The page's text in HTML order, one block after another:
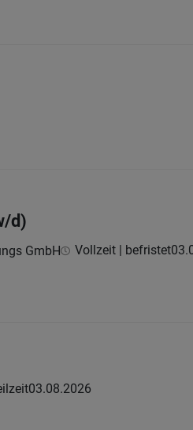
d)
GmbH Vollzeit | befristet
03.08.2026